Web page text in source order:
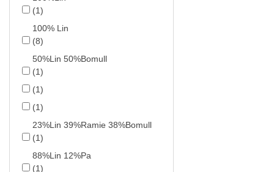
(1)
100% Lin
(8)
50%Lin 50%Bomull
(1)
(1)
(1)
23%Lin 39%Ramie 38%Bomull
(1)
88%Lin 12%Pa
(1)